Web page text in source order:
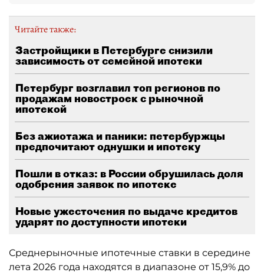
Читайте также:
Застройщики в Петербурге снизили
зависимость от семейной ипотеки
Петербург возглавил топ регионов по
продажам новостроек с рыночной
ипотекой
Без ажиотажа и паники: петербуржцы
предпочитают однушки и ипотеку
Пошли в отказ: в России обрушилась доля
одобрения заявок по ипотеке
Новые ужесточения по выдаче кредитов
ударят по доступности ипотеки
Среднерыночные ипотечные ставки в середине
лета 2026 года находятся в диапазоне от 15,9% до